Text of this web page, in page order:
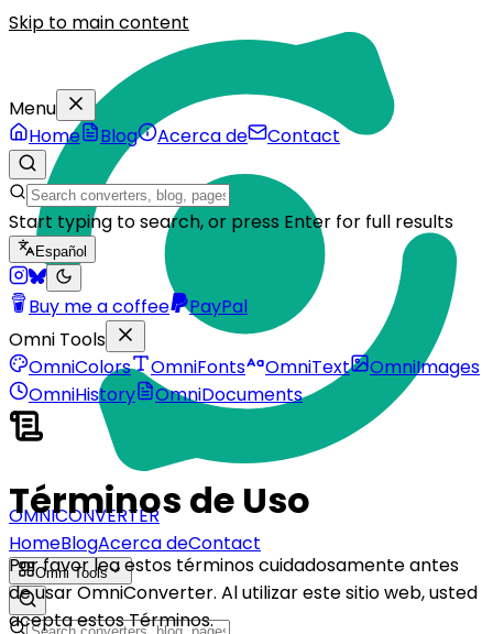
Skip to main content
OMNICONVERTER
HomeBlogAcerca deContact
Omni Tools
Menu
Home
Blog Acerca de Contact
Start typing to search, or press Enter for full results
Español
Buy me a coffee
PayPal
Omni Tools
OmniColors
OmniFonts OmniText
OmniImages
OmniHistory
OmniDocuments
Términos de Uso
Por favor lea estos términos cuidadosamente antes
de usar OmniConverter. Al utilizar este sitio web, usted
acepta estos Términos.